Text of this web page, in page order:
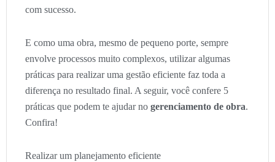
com sucesso.
E como uma obra, mesmo de pequeno porte, sempre
envolve processos muito complexos, utilizar algumas
práticas para realizar uma gestão eficiente faz toda a
diferença no resultado final. A seguir, você confere 5
práticas que podem te ajudar no gerenciamento de obra.
Confira!
Realizar um planejamento eficiente